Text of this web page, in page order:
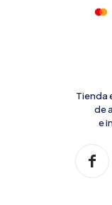
Tienda
de
e